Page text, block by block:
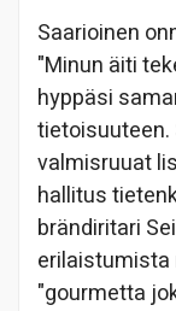
Saarioinen
"Minun äiti
hyppäsi
valmisruuat
hallitus
brändiritari
erilaistumista
"gourmetta